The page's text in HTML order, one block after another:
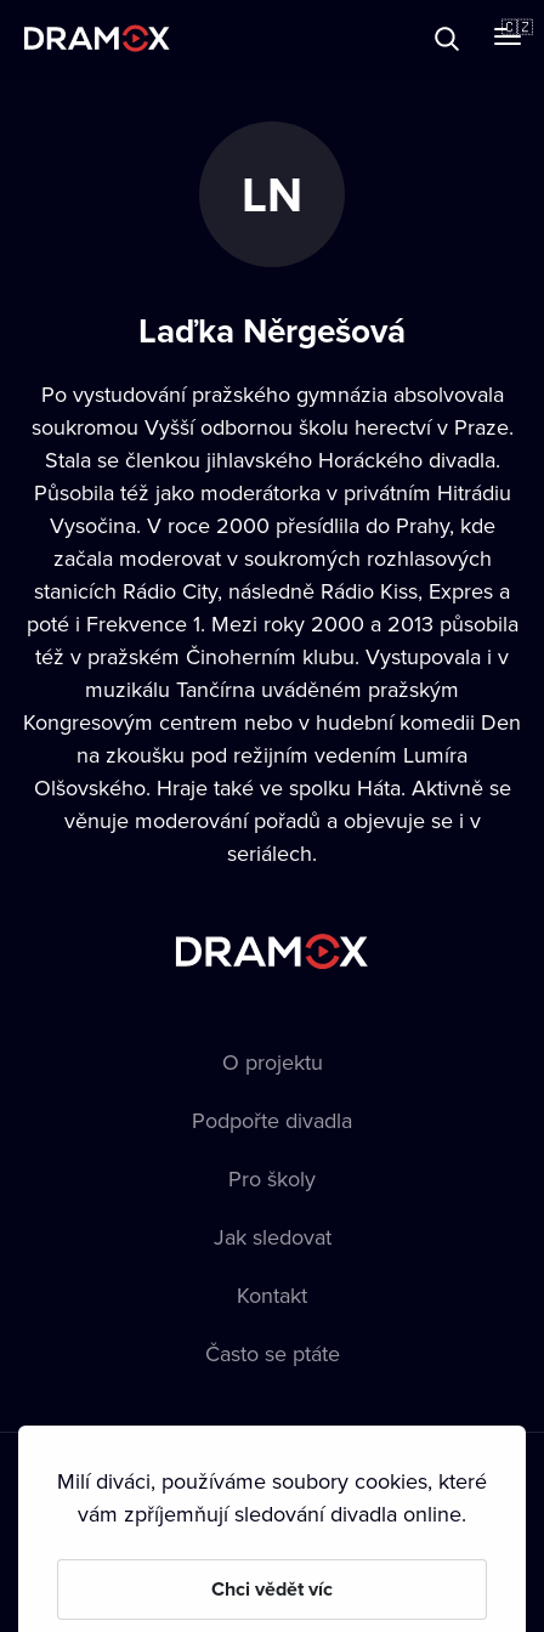
🇨🇿
LN
Laďka Něrgešová
Po vystudování pražského gymnázia absolvovala
soukromou Vyšší odbornou školu herectví v Praze.
Stala se členkou jihlavského Horáckého divadla.
Působila též jako moderátorka v privátním Hitrádiu
Vysočina. V roce 2000 přesídlila do Prahy, kde
začala moderovat v soukromých rozhlasových
stanicích Rádio City, následně Rádio Kiss, Expres a
poté i Frekvence 1. Mezi roky 2000 a 2013 působila
též v pražském Činoherním klubu. Vystupovala i v
muzikálu Tančírna uváděném pražským
Kongresovým centrem nebo v hudební komedii Den
na zkoušku pod režijním vedením Lumíra
Olšovského. Hraje také ve spolku Háta. Aktivně se
věnuje moderování pořadů a objevuje se i v
seriálech.
O projektu
Podpořte divadla
Pro školy
Jak sledovat
Kontakt
Často se ptáte
Podmínky používání • Ochrana soukromí • Zásady používání
• Autorská práva•
Milí diváci, používáme soubory cookies, které
vám zpříjemňují sledování divadla online.
Chci vědět víc